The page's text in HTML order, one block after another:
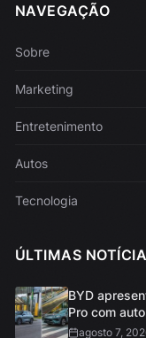
NAVEGAÇÃO
Sobre
Marketing
Entretenimento
Autos
Tecnologia
ÚLTIMAS
BYD
Pro com
agosto 7,